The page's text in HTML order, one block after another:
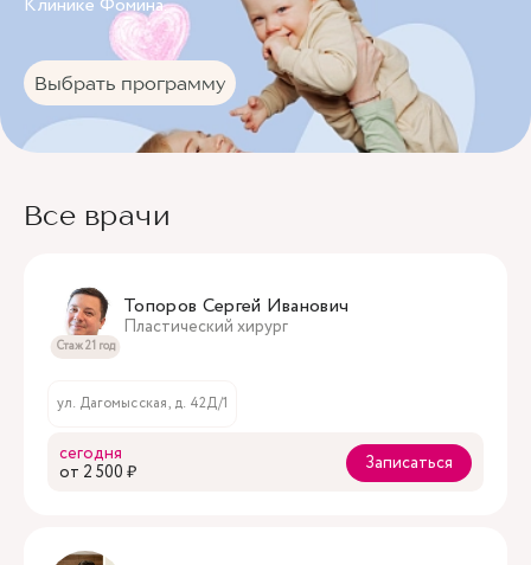
Выбрать программу
Все врачи
Стаж 21 год
Топоров Сергей Иванович
Пластический хирург
ул. Дагомысская, д. 42Д/1
сегодня
oт 2 500 ₽
Записаться